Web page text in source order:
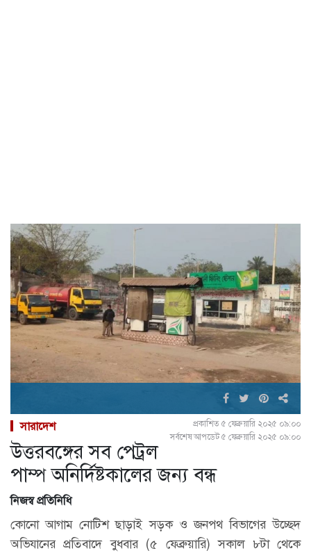
সারাদেশ
প্রকাশিত ৫ ফেব্রুয়ারি ২০২৫ ০৯:০০
সর্বশেষ আপডেট ৫ ফেব্রুয়ারি ২০২৫ ০৯:০০
উত্তরবঙ্গের সব পেট্রল
পাম্প অনির্দিষ্টকালের জন্য বন্ধ
নিজস্ব প্রতিনিধি
কোনো আগাম নোটিশ ছাড়াই সড়ক ও জনপথ বিভাগের উচ্ছেদ
অভিযানের প্রতিবাদে বুধবার (৫ ফেব্রুয়ারি) সকাল ৮টা থেকে